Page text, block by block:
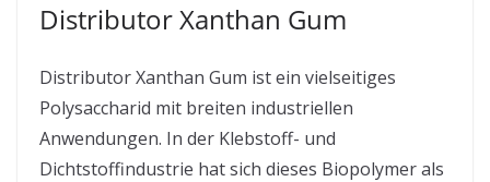
Distributor Xanthan Gum
Distributor Xanthan Gum ist ein vielseitiges
Polysaccharid mit breiten industriellen
Anwendungen. In der Klebstoff- und
Dichtstoffindustrie hat sich dieses Biopolymer als